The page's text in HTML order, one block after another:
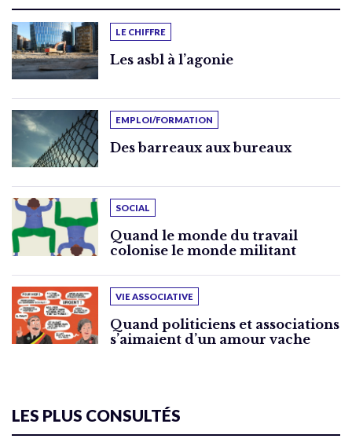
LE CHIFFRE
Les asbl à l’agonie
EMPLOI/FORMATION
Des barreaux aux bureaux
SOCIAL
Quand le monde du travail
colonise le monde militant
VIE ASSOCIATIVE
Quand politiciens et associations
s’aimaient d’un amour vache
LES PLUS CONSULTÉS